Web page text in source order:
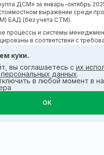
ДСМ» за январь-октябрь
выражении среди
БАД (без учета СТМ).
процессы и системы
в соответствии с
куки.
вы соглашаетесь с их
данных.
в любой момент в
ОК